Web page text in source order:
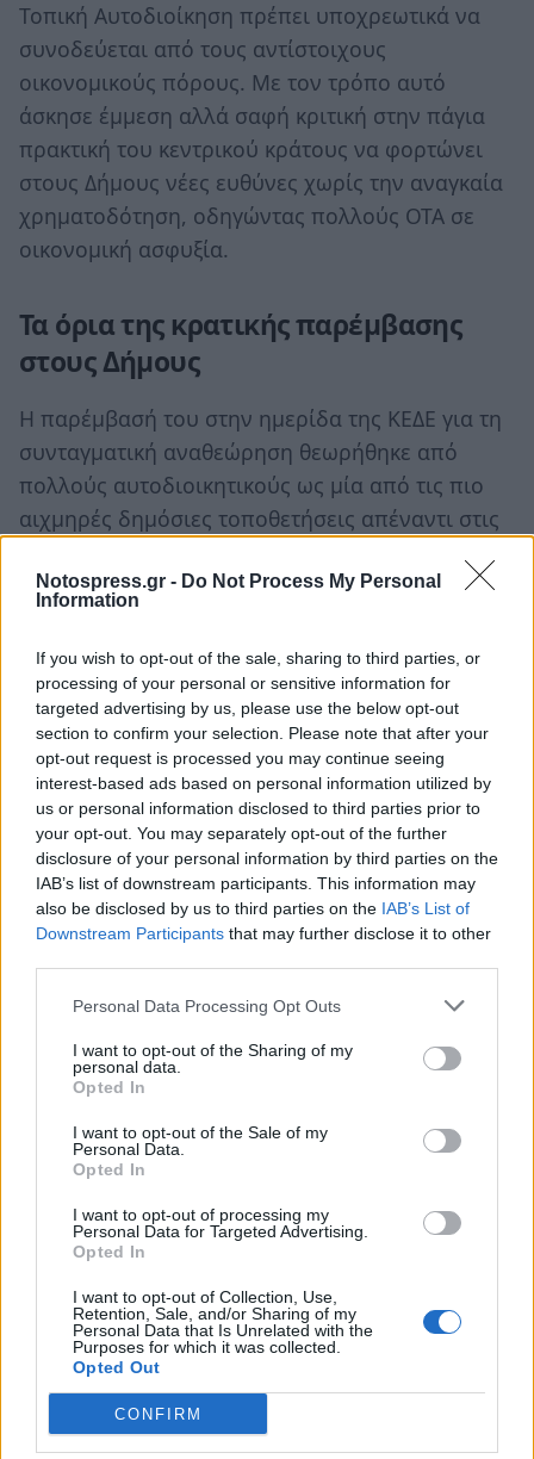
Notospress.gr - Do Not Process My Personal
Information
If you wish to opt-out of the sale, sharing to third parties, or
processing of your personal or sensitive information for
targeted advertising by us, please use the below opt-out
section to confirm your selection. Please note that after your
opt-out request is processed you may continue seeing
interest-based ads based on personal information utilized by
us or personal information disclosed to third parties prior to
your opt-out. You may separately opt-out of the further
disclosure of your personal information by third parties on the
IAB’s list of downstream participants. This information may
also be disclosed by us to third parties on the IAB’s List of
Downstream Participants that may further disclose it to other
Personal Data Processing Opt Outs
I want to opt-out of the Sharing of my
personal data.
Opted In
I want to opt-out of the Sale of my
Personal Data.
Opted In
I want to opt-out of processing my
Personal Data for Targeted Advertising.
Opted In
I want to opt-out of Collection, Use,
Retention, Sale, and/or Sharing of my
Personal Data that Is Unrelated with the
Purposes for which it was collected.
Opted Out
CONFIRM
Τοπική Αυτοδιοίκηση πρέπει υποχρεωτικά να
συνοδεύεται από τους αντίστοιχους
οικονομικούς πόρους. Με τον τρόπο αυτό
άσκησε έμμεση αλλά σαφή κριτική στην πάγια
πρακτική του κεντρικού κράτους να φορτώνει
στους Δήμους νέες ευθύνες χωρίς την αναγκαία
χρηματοδότηση, οδηγώντας πολλούς ΟΤΑ σε
οικονομική ασφυξία.
Τα όρια της κρατικής παρέμβασης
στους Δήμους
Η παρέμβασή του στην ημερίδα της ΚΕΔΕ για τη
συνταγματική αναθεώρηση θεωρήθηκε από
πολλούς αυτοδιοικητικούς ως μία από τις πιο
αιχμηρές δημόσιες τοποθετήσεις απέναντι στις
ανοίγοντας εκ νέου τη συζήτηση για τα όρια της
πραγματική θεσμική και οικονομική ανεξαρτησία
της Τοπικής Αυτοδιοίκησης.
Ακολουθήστε το notospress.grστο Google News και
μάθετε πρώτοιόλες τις ειδήσεις
TAGS: ΑΥΤΟΔΙΟΙΚΗΣΗ
ΘΕΟΔΩΡΟΣ ΛΙΒΑΝΙΟΣ
ΠΡΟΚΟΠΗΣ ΠΑΥΛΟΠΟΥΛΟΣ